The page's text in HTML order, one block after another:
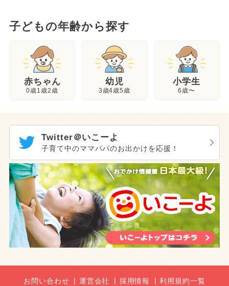
子どもの年齢から探す
赤ちゃん
0歳1歳2歳
幼児
3歳4歳5歳
小学生
6歳〜
Twitter＠いこーよ
子育て中のママパパのお出かけを応援！
お問い合わせ 運営会社 採用情報 利用規約一覧